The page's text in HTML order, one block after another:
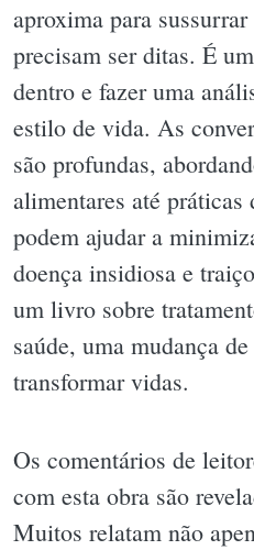
aproxima para sussurrar
precisam ser ditas. É
dentro e fazer uma
estilo de vida. As
são profundas,
alimentares até práticas
podem ajudar a
doença insidiosa e
um livro sobre
saúde, uma mudança
transformar vidas.
Os comentários de
com esta obra são
Muitos relatam não